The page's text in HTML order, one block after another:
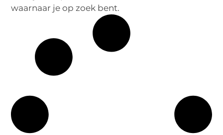
waarnaar je op zoek bent.